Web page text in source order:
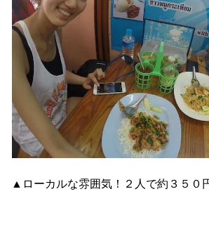
▲ローカルな雰囲気！２人で約３５０